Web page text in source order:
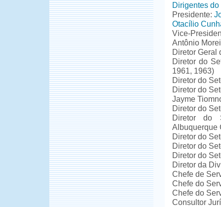
Dirigentes
Presidente:
Otacílio
Vice-
Antônio
Diretor Geral
Diretor do
1961, 1963)
Diretor do
Diretor do
Jayme
Diretor do
Diretor do
Albuquerque
Diretor do
Diretor do
Diretor do
Diretor da
Chefe de
Chefe do
Chefe do
Consultor